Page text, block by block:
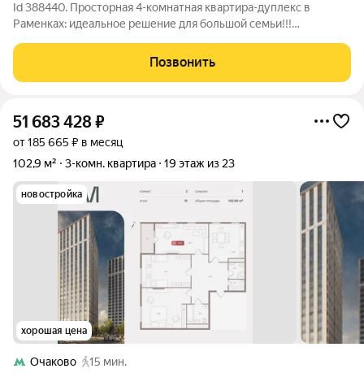
Id 388440. Просторная 4-комнатная квартира-дуплекс в
Раменках: идеальное решение для большой семьи!!!
настоящему семейное гнездо. Это не просто квартира, а два
полноценных жилых пространства,
Позвонить
51 683 428₽
от 185 665 ₽ в месяц
102,9 м²
3-комн. квартира 19 этаж из 23
новостройка
хорошая цена
Очаково
15 мин.